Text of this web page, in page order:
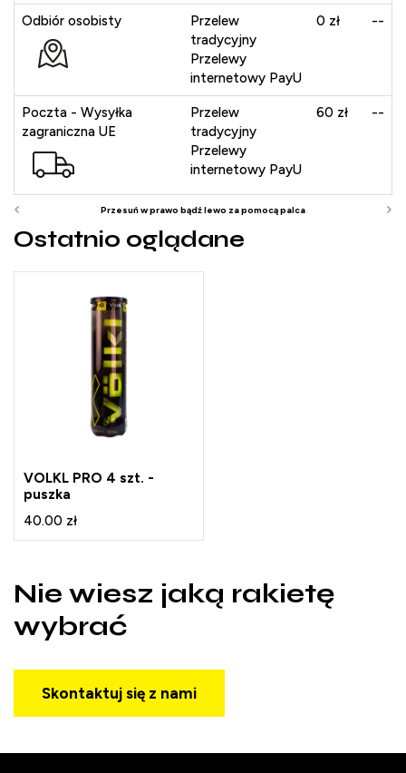
Odbiór osobisty
Przelew
tradycyjny
Przelewy
internetowy PayU
0 zł --
Poczta - Wysyłka
zagraniczna UE
Przelew
tradycyjny
Przelewy
internetowy PayU
60 zł --
Ostatnio oglądane
VOLKL PRO 4 szt. -
puszka
40.00 zł
Nie wiesz jaką rakietę
wybrać
Skontaktuj się z nami